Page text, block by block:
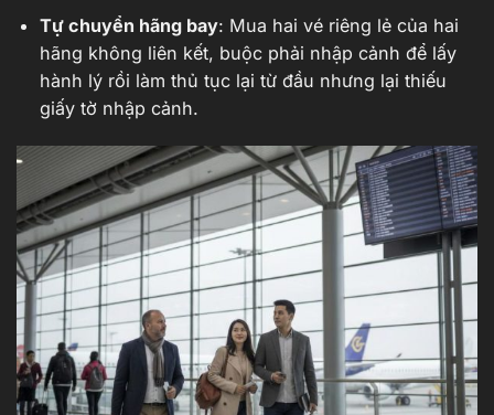
Tự chuyển hãng bay: Mua hai vé riêng lẻ của hai
hãng không liên kết, buộc phải nhập cảnh để lấy
hành lý rồi làm thủ tục lại từ đầu nhưng lại thiếu
giấy tờ nhập cảnh.